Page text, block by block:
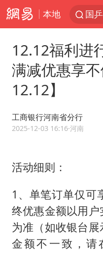
本地
国
秋
“新
我
12.12福利进
满减优惠享
12.12】
工商银行河南省分行
2025-12-03 16:16·河南
活动细则：
1、单笔订单仅可
终优惠金额以用
为准（如收银台
金额不一致，请